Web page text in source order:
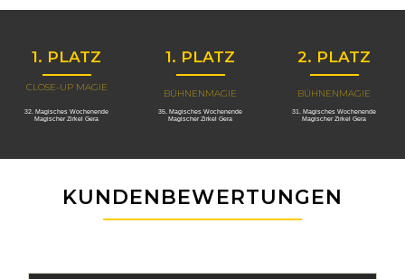
1. PLATZ
CLOSE-UP MAGIE
32. Magisches Wochenende
Magischer Zirkel Gera
1. PLATZ
BÜHNENMAGIE
35. Magisches Wochenende
Magischer Zirkel Gera
2. PLATZ
BÜHNENMAGIE
31. Magisches Wochenende
Magischer Zirkel Gera
KUNDENBEWERTUNGEN